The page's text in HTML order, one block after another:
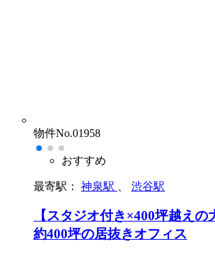
物件No.01958
おすすめ
最寄駅： 神泉駅 渋谷駅
【スタジオ付き×400坪越え
約400坪の居抜きオフィス